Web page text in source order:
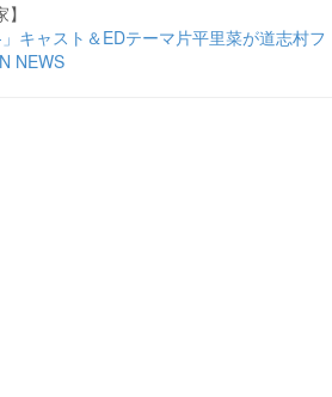
キャスト＆EDテーマ片平里菜が道志村フ
NEWS